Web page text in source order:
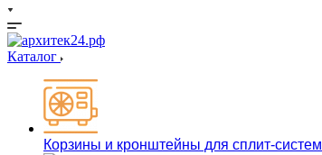
Каталог
Корзины и кронштейны для сплит-систем